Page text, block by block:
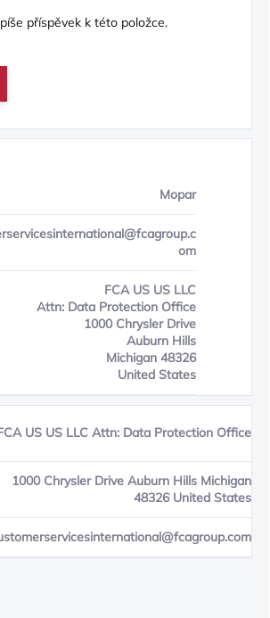
příspěvek k této položce.
Mopar
om
FCA US US LLC
Attn: Data Protection Office
1000 Chrysler Drive
Auburn Hills
Michigan 48326
United States
US US LLC Attn: Data Protection Office
1000 Chrysler Drive Auburn Hills Michigan
48326 United States